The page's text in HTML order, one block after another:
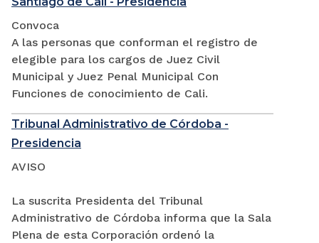
Convoca
A las personas que conforman el registro de
elegible para los cargos de Juez Civil
Municipal y Juez Penal Municipal Con
Funciones de conocimiento de Cali.
Tribunal Administrativo de Córdoba -
Presidencia
AVISO
La suscrita Presidenta del Tribunal
Administrativo de Córdoba informa que la Sala
Plena de esta Corporación ordenó la